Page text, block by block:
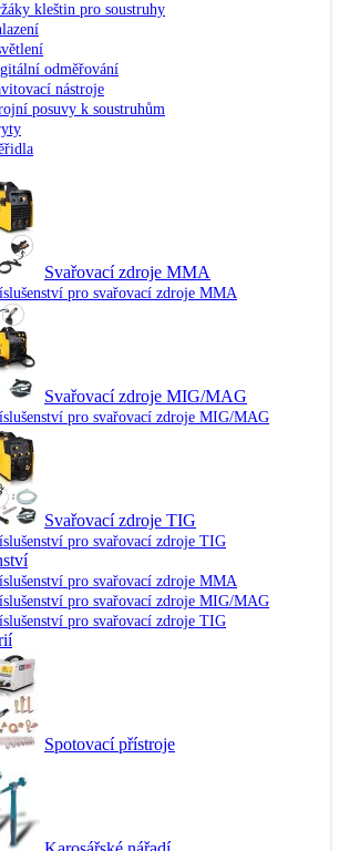
kleštin pro soustruhy
odměřování
nástroje
posuvy k soustruhům
Svařovací zdroje MMA
pro svařovací zdroje MMA
Svařovací zdroje MIG/MAG
pro svařovací zdroje MIG/MAG
Svařovací zdroje TIG
pro svařovací zdroje TIG
pro svařovací zdroje MMA
pro svařovací zdroje MIG/MAG
pro svařovací zdroje TIG
Spotovací přístroje